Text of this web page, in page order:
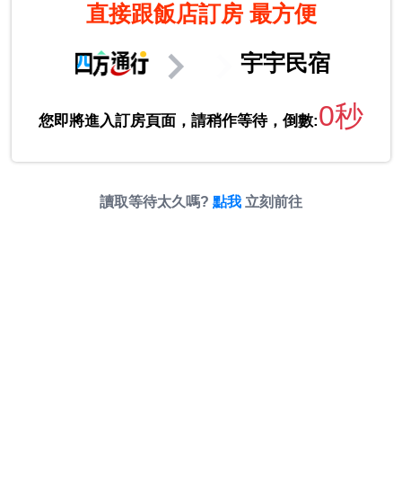
直接跟飯店訂房 最方便
宇宇民宿
您即將進入訂房頁面，請稍作等待，倒數:0秒
讀取等待太久嗎? 點我 立刻前往